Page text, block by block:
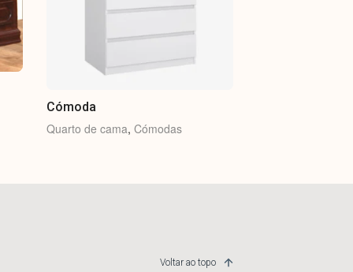
Cómoda
Quarto de cama, Cómodas
Voltar ao topo